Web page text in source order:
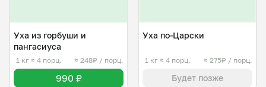
Уха из горбуши и
пангасиуса
1 кг ≈ 4 порц. ≈ 248₽ / порц.
990 ₽
Уха по-Царски
1 кг ≈ 4 порц. ≈ 275₽ / порц.
Будет позже